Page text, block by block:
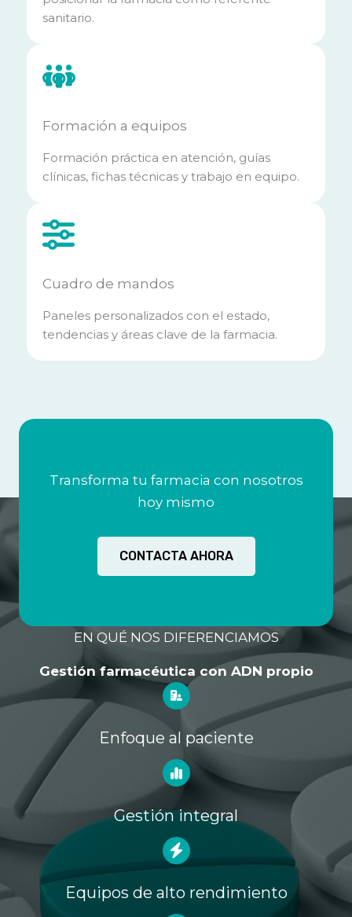
sanitario.
Formación a equipos
Formación práctica en atención, guías
clínicas, fichas técnicas y trabajo en equipo.
Cuadro de mandos
Paneles personalizados con el estado,
tendencias y áreas clave de la farmacia.
Transforma tu farmacia con nosotros
hoy mismo
CONTACTA AHORA
EN QUÉ NOS DIFERENCIAMOS
Gestión farmacéutica con ADN propio
Enfoque al paciente
Gestión integral
Equipos de alto rendimiento